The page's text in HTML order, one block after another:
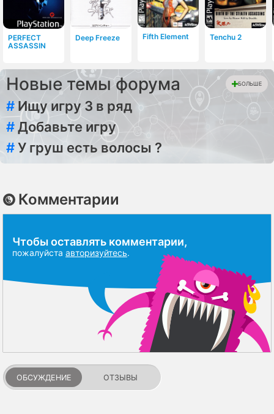
PERFECT
ASSASSIN
Deep Freeze Fifth Element Tenchu 2
Новые темы форума БОЛЬШЕ
# Ищу игру 3 в ряд
#Добавьте игру
#У груш есть волосы ?
Комментарии
Чтобы оставлять комментарии,
пожалуйста авторизуйтесь.
ОБСУЖДЕНИЕ ОТЗЫВЫ